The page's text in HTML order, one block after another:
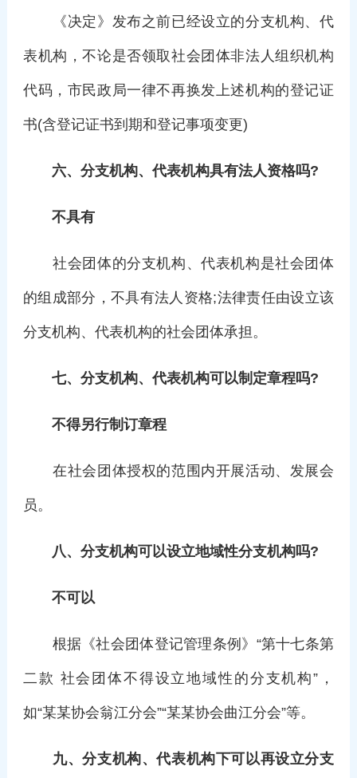
《决定》发布之前已经设立的分支机构、代
表机构，不论是否领取社会团体非法人组织机构
代码，市民政局一律不再换发上述机构的登记证
书(含登记证书到期和登记事项变更)
六、分支机构、代表机构具有法人资格吗?
不具有
社会团体的分支机构、代表机构是社会团体
的组成部分，不具有法人资格;法律责任由设立该
分支机构、代表机构的社会团体承担。
七、分支机构、代表机构可以制定章程吗?
不得另行制订章程
在社会团体授权的范围内开展活动、发展会
员。
八、分支机构可以设立地域性分支机构吗?
不可以
根据《社会团体登记管理条例》“第十七条第
二款 社会团体不得设立地域性的分支机构”，
如“某某协会翁江分会”“某某协会曲江分会”等。
九、分支机构、代表机构下可以再设立分支